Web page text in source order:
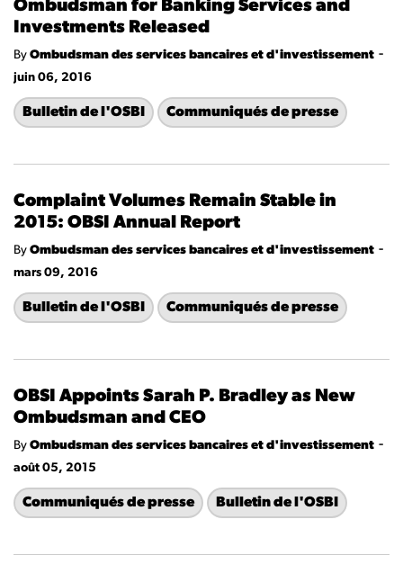
Ombudsman for Banking Services and
Investments Released
By Ombudsman des services bancaires et d'investissement -
juin 06, 2016
Bulletin de l'OSBI Communiqués de presse
Complaint Volumes Remain Stable in
2015: OBSI Annual Report
By Ombudsman des services bancaires et d'investissement -
mars 09, 2016
Bulletin de l'OSBI Communiqués de presse
OBSI Appoints Sarah P. Bradley as New
Ombudsman and CEO
By Ombudsman des services bancaires et d'investissement -
août 05, 2015
Communiqués de presse Bulletin de l'OSBI